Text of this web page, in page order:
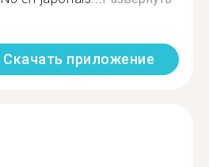
Скачать приложение